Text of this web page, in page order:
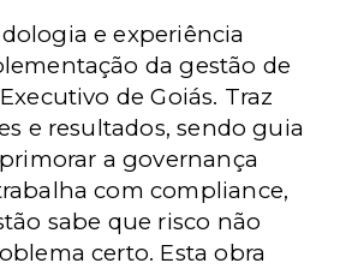
e experiência
da gestão de
de Goiás. Traz
e resultados, sendo guia
a governança
com compliance,
sabe que risco não
certo. Esta obra